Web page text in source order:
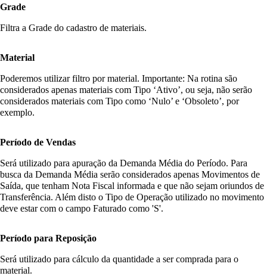
Grade
Filtra a Grade do cadastro de materiais.
Material
Poderemos utilizar filtro por material. Importante: Na rotina são
considerados apenas materiais com Tipo ‘Ativo’, ou seja, não serão
considerados materiais com Tipo como ‘Nulo’ e ‘Obsoleto’, por
exemplo.
Período de Vendas
Será utilizado para apuração da Demanda Média do Período. Para
busca da Demanda Média serão considerados apenas Movimentos de
Saída, que tenham Nota Fiscal informada e que não sejam oriundos de
Transferência. Além disto o Tipo de Operação utilizado no movimento
deve estar com o campo Faturado como 'S'.
Período para Reposição
Será utilizado para cálculo da quantidade a ser comprada para o
material.